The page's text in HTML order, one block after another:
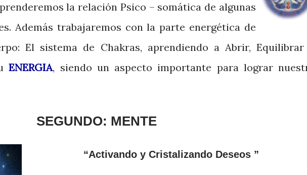
la relación Psico – somática de algunas
Además trabajaremos con la parte energética de
El sistema de Chakras, aprendiendo a Abrir,
ENERGIA, siendo un aspecto importante para lograr
SEGUNDO: MENTE
“Activando y Cristalizando Deseos ”